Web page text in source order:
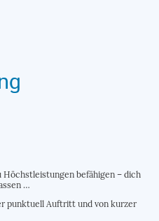
befähigen – dich
…
punktuell Auftritt und von kurzer